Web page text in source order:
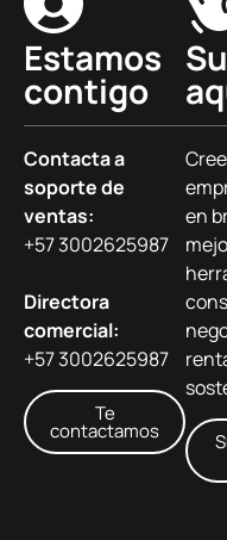
Estamos
contigo
Contacta a
soporte de
ventas:
+57 3002625987
Directora
comercial:
+57 3002625987
Te
contactamos
en